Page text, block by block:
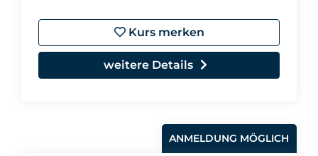
Kurs merken
weitere Details
ANMELDUNG MÖGLICH